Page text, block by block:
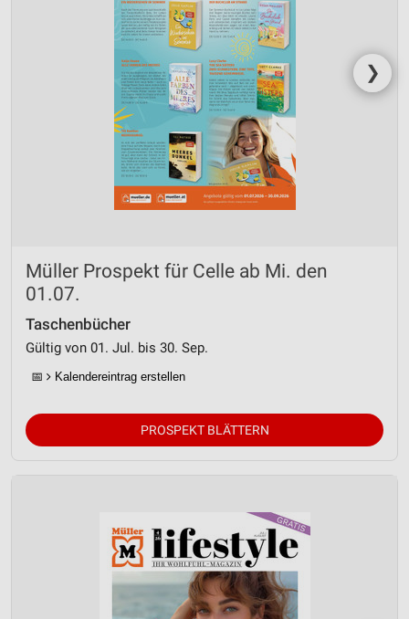
❯
Müller Prospekt für Celle ab Mi. den
01.07.
Taschenbücher
Gültig von 01. Jul. bis 30. Sep.
📅 Kalendereintrag erstellen
PROSPEKT BLÄTTERN